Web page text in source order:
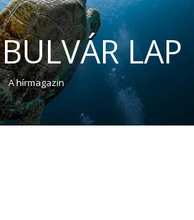
LAP
A hírmagazin